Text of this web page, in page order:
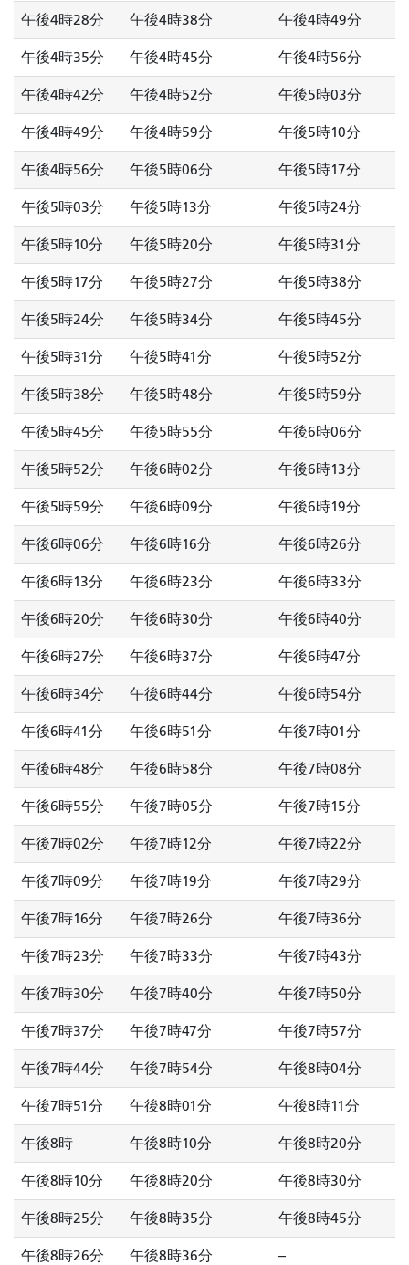
午後4時28分 午後4時38分 午後4時49分
午後4時35分 午後4時45分 午後4時56分
午後4時42分 午後4時52分 午後5時03分
午後4時49分 午後4時59分 午後5時10分
午後4時56分 午後5時06分 午後5時17分
午後5時03分 午後5時13分 午後5時24分
午後5時10分 午後5時20分 午後5時31分
午後5時17分 午後5時27分 午後5時38分
午後5時24分 午後5時34分 午後5時45分
午後5時31分 午後5時41分 午後5時52分
午後5時38分 午後5時48分 午後5時59分
午後5時45分 午後5時55分 午後6時06分
午後5時52分 午後6時02分 午後6時13分
午後5時59分 午後6時09分 午後6時19分
午後6時06分 午後6時16分 午後6時26分
午後6時13分 午後6時23分 午後6時33分
午後6時20分 午後6時30分 午後6時40分
午後6時27分 午後6時37分 午後6時47分
午後6時34分 午後6時44分 午後6時54分
午後6時41分 午後6時51分 午後7時01分
午後6時48分 午後6時58分 午後7時08分
午後6時55分 午後7時05分 午後7時15分
午後7時02分 午後7時12分 午後7時22分
午後7時09分 午後7時19分 午後7時29分
午後7時16分 午後7時26分 午後7時36分
午後7時23分 午後7時33分 午後7時43分
午後7時30分 午後7時40分 午後7時50分
午後7時37分 午後7時47分 午後7時57分
午後7時44分 午後7時54分 午後8時04分
午後7時51分 午後8時01分 午後8時11分
午後8時 午後8時10分 午後8時20分
午後8時10分 午後8時20分 午後8時30分
午後8時25分 午後8時35分 午後8時45分
午後8時26分 午後8時36分 --